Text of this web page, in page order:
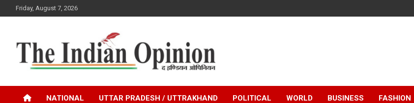
to
Friday, August 7, 2026
Indian Opinion News
NATIONAL UTTAR PRADESH / UTTRAKHAND POLITICAL WORLD BUSINESS FASHION